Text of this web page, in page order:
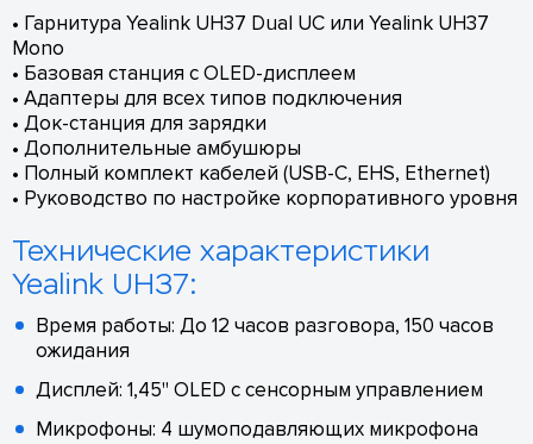
• Гарнитура Yealink UH37 Dual UC или Yealink UH37
Mono
• Базовая станция с OLED-дисплеем
• Адаптеры для всех типов подключения
• Док-станция для зарядки
• Дополнительные амбушюры
• Полный комплект кабелей (USB-C, EHS, Ethernet)
• Руководство по настройке корпоративного уровня
Технические характеристики
Yealink UH37:
Время работы: До 12 часов разговора, 150 часов
ожидания
Дисплей: 1,45" OLED с сенсорным управлением
Микрофоны: 4 шумоподавляющих микрофона